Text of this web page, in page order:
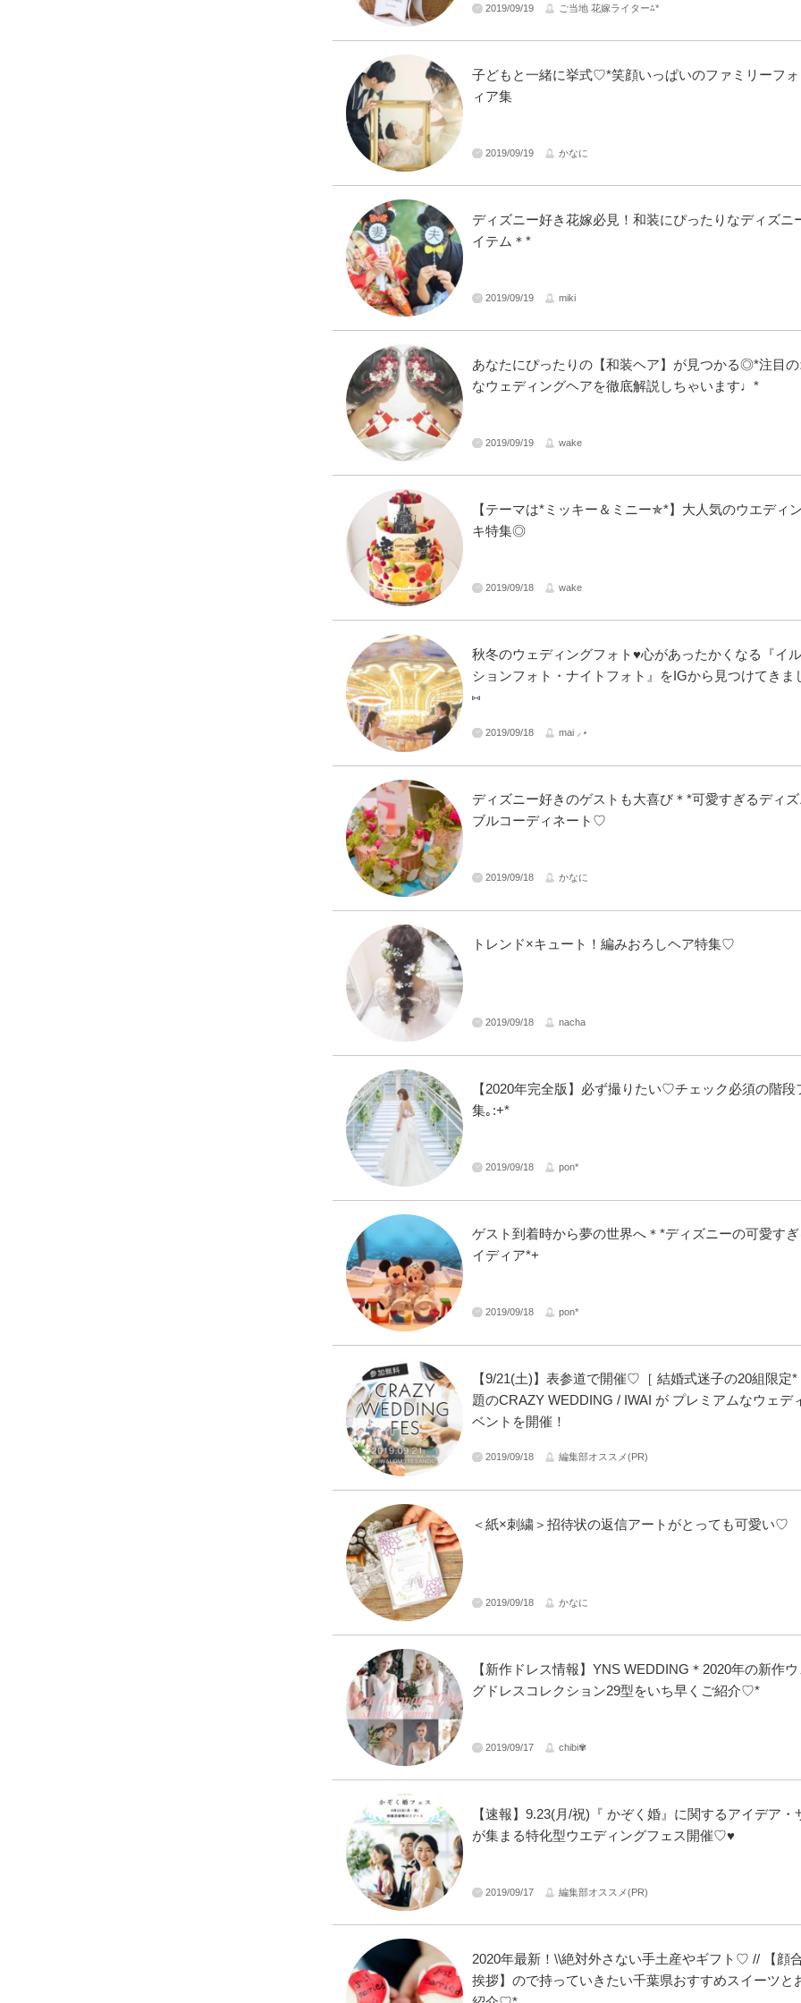
2019/09/19 ご当地 花嫁ライター⁂*
子どもと一緒に挙式♡*笑顔いっぱいのファミリーフ
ィア集
2019/09/19 かなに
ディズニー好き花嫁必見！和装にぴったりなディズニ
イテム＊*
2019/09/19 miki
あなたにぴったりの【和装ヘア】が見つかる◎*注目
なウェディングヘアを徹底解説しちゃいます♩*
2019/09/19 wake
【テーマは*ミッキー＆ミニー✯*】大人気のウエディ
キ特集◎
2019/09/18 wake
秋冬のウェディングフォト♥心があったかくなる『イ
ションフォト・ナイトフォト』をIGから見つけてきま
⑅
2019/09/18 mai ⸝⋆
ディズニー好きのゲストも大喜び＊*可愛すぎるディ
ブルコーディネート♡
2019/09/18 かなに
トレンド×キュート！編みおろしヘア特集♡
2019/09/18 nacha
【2020年完全版】必ず撮りたい♡チェック必須の階段
集｡:+*
2019/09/18 pon*
ゲスト到着時から夢の世界へ＊*ディズニーの可愛す
イディア*+
2019/09/18 pon*
【9/21(土)】表参道で開催♡［ 結婚式迷子の20組限定
題のCRAZY WEDDING / IWAI が プレミアムなウェデ
ベントを開催！
2019/09/18 編集部オススメ(PR)
＜紙×刺繍＞招待状の返信アートがとっても可愛い♡
2019/09/18 かなに
【新作ドレス情報】YNS WEDDING＊2020年の新作
グドレスコレクション29型をいち早くご紹介♡*
2019/09/17 chibi✾
【速報】9.23(月/祝)『 かぞく婚』に関するアイデア・
が集まる特化型ウエディングフェス開催♡♥
2019/09/17 編集部オススメ(PR)
2020年最新！\\絶対外さない手土産やギフト♡ // 【顔
挨拶】ので持っていきたい千葉県おすすめスイーツと